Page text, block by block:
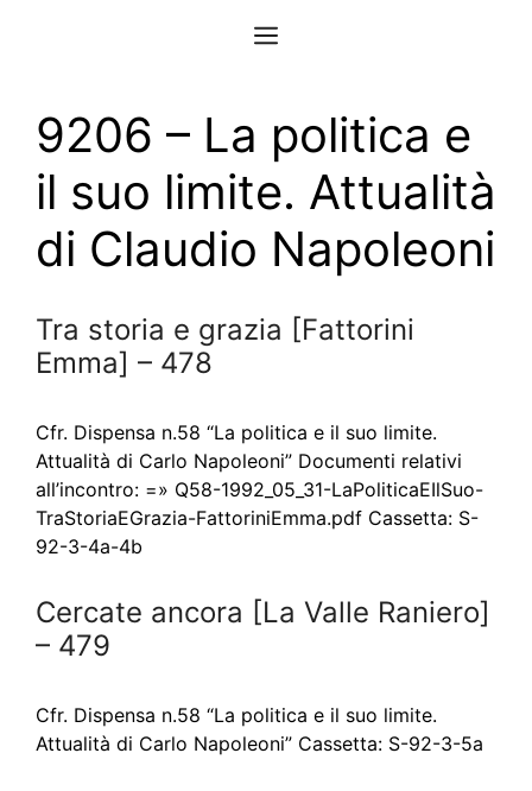
Menu
9206 – La politica e
il suo limite. Attualità
di Claudio Napoleoni
Tra storia e grazia [Fattorini
Emma] – 478
Cfr. Dispensa n.58 “La politica e il suo limite.
Attualità di Carlo Napoleoni” Documenti relativi
all’incontro: =» Q58-1992_05_31-LaPoliticaEIlSuo-
TraStoriaEGrazia-FattoriniEmma.pdf Cassetta: S-
92-3-4a-4b
Cercate ancora [La Valle Raniero]
– 479
Cfr. Dispensa n.58 “La politica e il suo limite.
Attualità di Carlo Napoleoni” Cassetta: S-92-3-5a